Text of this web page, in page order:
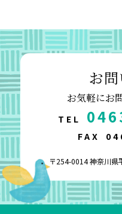
お
お気軽にお
TEL
FAX
〒254-0014 神奈川県